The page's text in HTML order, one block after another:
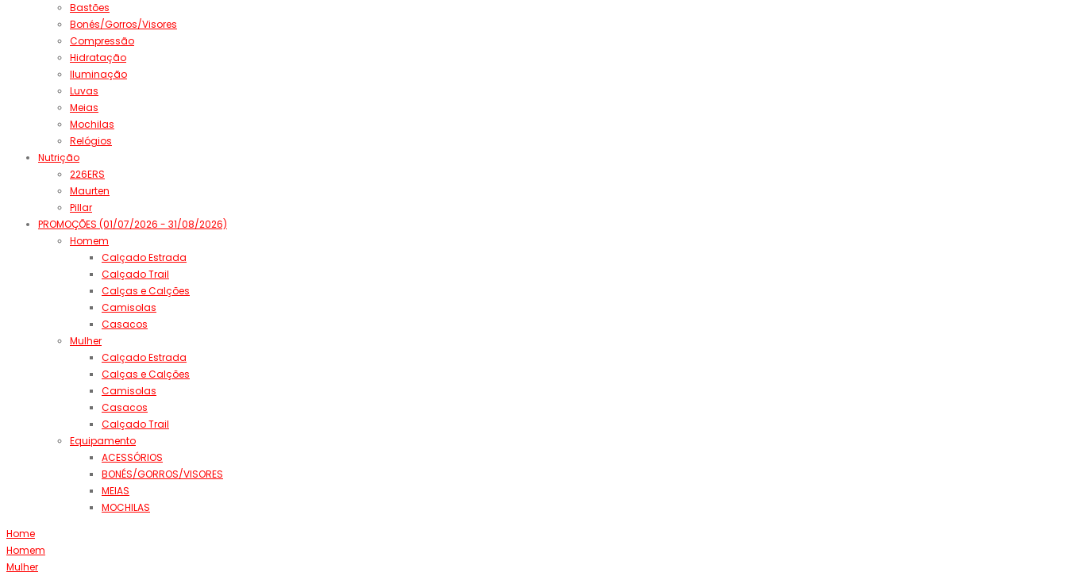
Bastões
Bonés/Gorros/Visores
Compressão
Hidratação
Iluminação
Luvas
Meias
Mochilas
Relógios
Nutrição
226ERS
Maurten
Pillar
PROMOÇÕES (01/07/2026 - 31/08/2026)
Homem
Calçado Estrada
Calçado Trail
Calças e Calções
Camisolas
Casacos
Mulher
Calçado Estrada
Calças e Calções
Camisolas
Casacos
Calçado Trail
Equipamento
ACESSÓRIOS
BONÉS/GORROS/VISORES
MEIAS
MOCHILAS
Home
Homem
Mulher